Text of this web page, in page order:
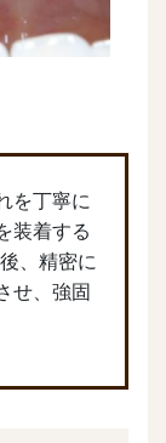
を丁寧に
装着する
、精密に
せ、強固